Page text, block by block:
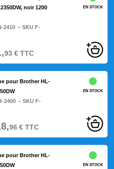
noir 1200
2410 – SKU F-
EN STOCK
93€TTC
pour Brother HL-
2400 – SKU F-
EN STOCK
96€TTC
pour Brother HL-
EN STOCK